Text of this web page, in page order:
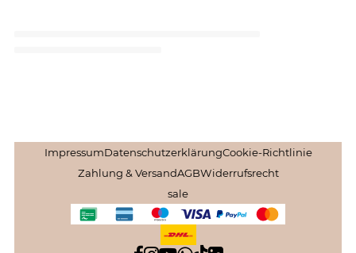
ImpressumDatenschutzerklärungCookie-Richtlinie
Zahlung & VersandAGBWiderrufsrecht
sale